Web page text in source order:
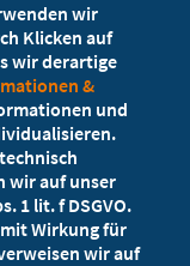
wir
Klicken auf
wir derartige
&
und
wir auf unser
1 lit. f DSGVO.
Wirkung für
wir auf